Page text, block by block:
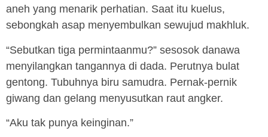
aneh yang menarik perhatian. Saat itu kuelus,
sebongkah asap menyembulkan sewujud makhluk.
“Sebutkan tiga permintaanmu?” sesosok danawa
menyilangkan tangannya di dada. Perutnya bulat
gentong. Tubuhnya biru samudra. Pernak-pernik
giwang dan gelang menyusutkan raut angker.
“Aku tak punya keinginan.”